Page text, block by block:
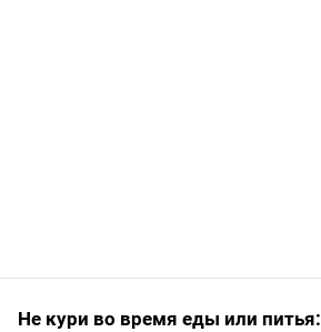
Не кури во время еды или питья: